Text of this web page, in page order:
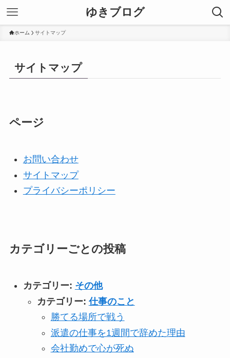
ゆきブログ
ホーム サイトマップ
サイトマップ
ページ
お問い合わせ
サイトマップ
プライバシーポリシー
カテゴリーごとの投稿
カテゴリー: その他
カテゴリー:仕事のこと
勝てる場所で戦う
派遣の仕事を1週間で辞めた理由
会社勤めで心が死ぬ